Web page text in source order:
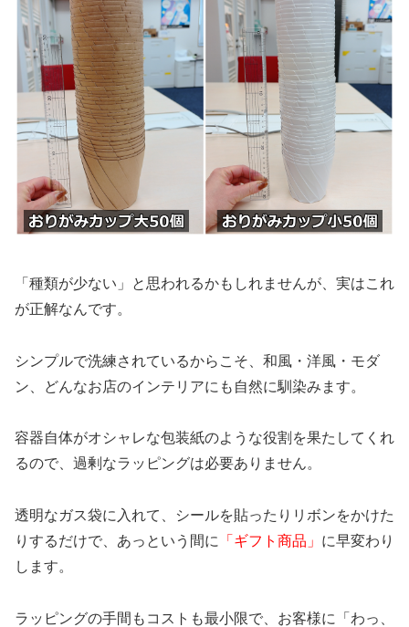
「種類が少ない」と思われるかもしれませんが、実はこれ
が正解なんです。
シンプルで洗練されているからこそ、和風・洋風・モダ
ン、どんなお店のインテリアにも自然に馴染みます。
容器自体がオシャレな包装紙のような役割を果たしてくれ
るので、過剰なラッピングは必要ありません。
透明なガス袋に入れて、シールを貼ったりリボンをかけた
りするだけで、あっという間に
「ギフト商品」 に早変わり
します。
ラッピングの手間もコストも最小限で、お客様に「わっ、